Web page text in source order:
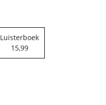
Luisterboek
15,99